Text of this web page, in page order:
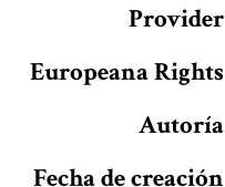
Provider
Europeana Rights
Autoría
Fecha de creación